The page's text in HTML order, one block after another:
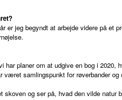
er jeg begyndt at arbejde videre på et
har planer om at udgive en bog i 2020,
samlingspunkt for røverbander og
og ser på, hvad den vilde natur